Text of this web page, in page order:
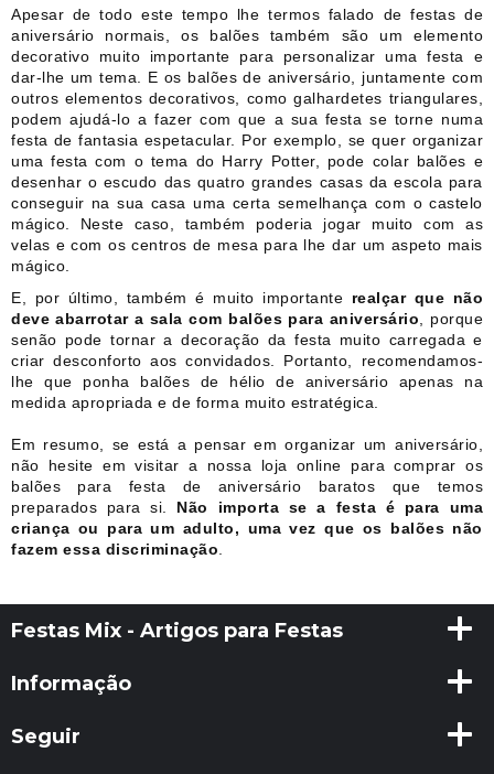
Apesar de todo este tempo lhe termos falado de festas de
aniversário normais, os balões também são um elemento
decorativo muito importante para personalizar uma festa e
dar-lhe um tema. E os balões de aniversário, juntamente com
outros elementos decorativos, como galhardetes triangulares,
podem ajudá-lo a fazer com que a sua festa se torne numa
festa de fantasia espetacular. Por exemplo, se quer organizar
uma festa com o tema do Harry Potter, pode colar balões e
desenhar o escudo das quatro grandes casas da escola para
conseguir na sua casa uma certa semelhança com o castelo
mágico. Neste caso, também poderia jogar muito com as
velas e com os centros de mesa para lhe dar um aspeto mais
mágico.
E, por último,
também é muito importante realçar que não
deve abarrotar a sala com balões para aniversário , porque
senão pode tornar a decoração da festa muito carregada e
criar desconforto aos convidados. Portanto, recomendamos-
lhe que ponha balões de hélio de aniversário apenas na
medida apropriada e de forma muito estratégica.
Em resumo, se está a pensar em organizar um aniversário,
não hesite em visitar a nossa loja online para comprar os
balões para festa de aniversário baratos que temos
preparados para si. Não importa se a festa é para uma
criança ou para um adulto, uma vez que os balões não
fazem essa discriminação
Festas Mix - Artigos para Festas
Informação
Seguir